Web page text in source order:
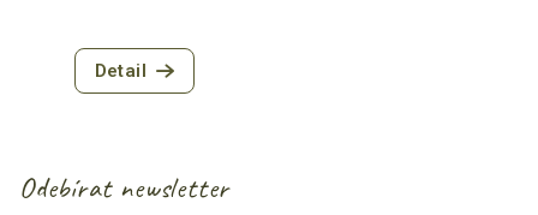
hodnocení
produktu
je
hvězdiček.
Detail
Odebírat newsletter